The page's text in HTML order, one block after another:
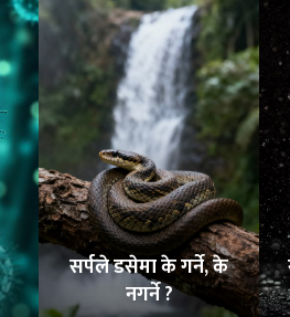
सर्पले डसेमा के गर्ने, के
नगर्ने ?